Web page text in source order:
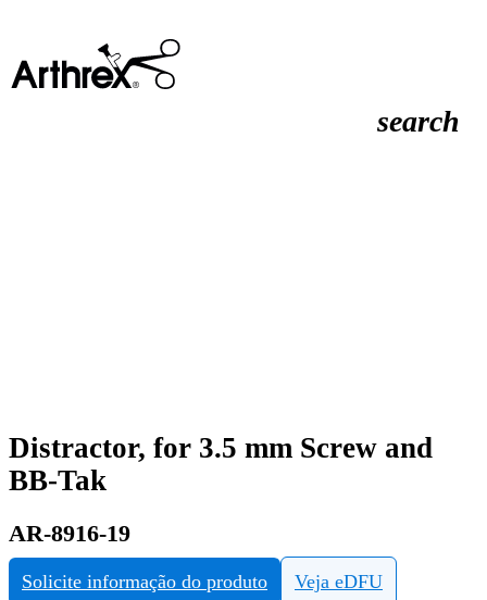
search
Distractor, for 3.5 mm Screw and
BB-Tak
AR-8916-19
Solicite informação do produto Veja eDFU